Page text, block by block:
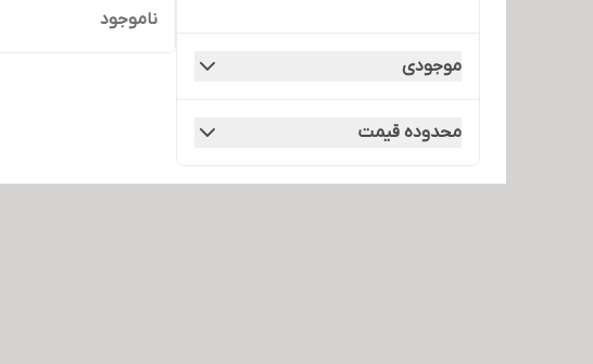
موجودی
محدوده قیمت
ناموجود